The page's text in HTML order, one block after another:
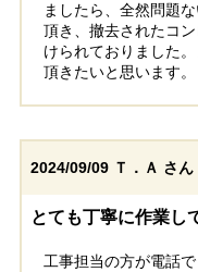
ましたら、全然問題
頂き、撤去されたコ
けられておりました
頂きたいと思います。
2024/09/09 Ｔ．Ａ さん
とても丁寧に作業し
工事担当の方が電話